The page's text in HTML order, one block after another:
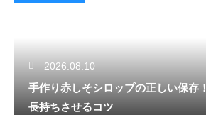
2026.08.10
手作り赤しそシロップの正しい保存
長持ちさせるコツ